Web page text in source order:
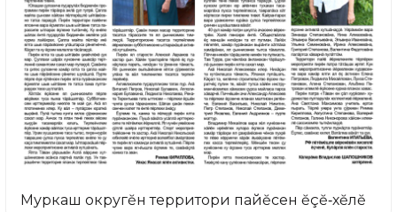
Муркаш округĕн территори пайĕсен ĕçĕ‑хĕлĕ